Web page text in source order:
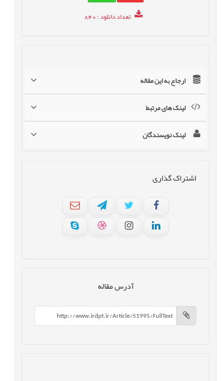
تعداد دانلود: 840
ارجاع به این مقاله
لینک های مرتبط
لینک نویسندگان
اشتراک گذاری
آدرس مقاله